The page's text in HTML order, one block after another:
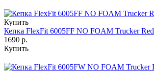
Купить
Кепка FlexFit 6005FF NO FOAM Trucker Red
1690 р.
Купить